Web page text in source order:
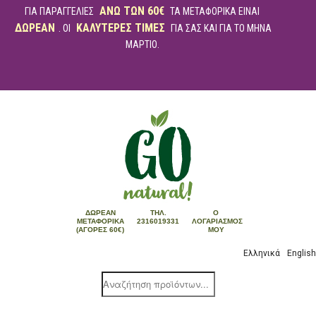
ΓΙΑ ΠΑΡΑΓΓΕΛΙΕΣ ΑΝΩ ΤΩΝ 60€ ΤΑ ΜΕΤΑΦΟΡΙΚΑ ΕΙΝΑΙ
ΔΩΡΕΑΝ . ΟΙ ΚΑΛΥΤΕΡΕΣ ΤΙΜΕΣ
ΓΙΑ ΣΑΣ ΚΑΙ ΓΙΑ ΤΟ ΜΗΝΑ
ΜΑΡΤΙΟ.
ΔΩΡΕΆΝ
ΜΕΤΑΦΟΡΙΚΆ
(ΑΓΟΡΈΣ 60€)
ΤΗΛ.
2316019331
Ο
ΛΟΓΑΡΙΑΣΜΌΣ
ΜΟΥ
Ελληνικά English
Products